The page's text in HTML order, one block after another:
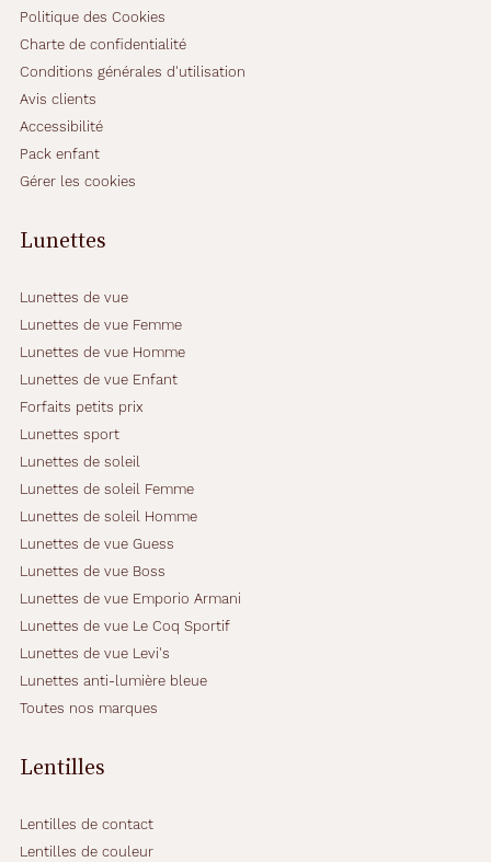
Politique des Cookies
Charte de confidentialité
Conditions générales d'utilisation
Avis clients
Accessibilité
Pack enfant
Gérer les cookies
Lunettes
Lunettes de vue
Lunettes de vue Femme
Lunettes de vue Homme
Lunettes de vue Enfant
Forfaits petits prix
Lunettes sport
Lunettes de soleil
Lunettes de soleil Femme
Lunettes de soleil Homme
Lunettes de vue Guess
Lunettes de vue Boss
Lunettes de vue Emporio Armani
Lunettes de vue Le Coq Sportif
Lunettes de vue Levi's
Lunettes anti-lumière bleue
Toutes nos marques
Lentilles
Lentilles de contact
Lentilles de couleur